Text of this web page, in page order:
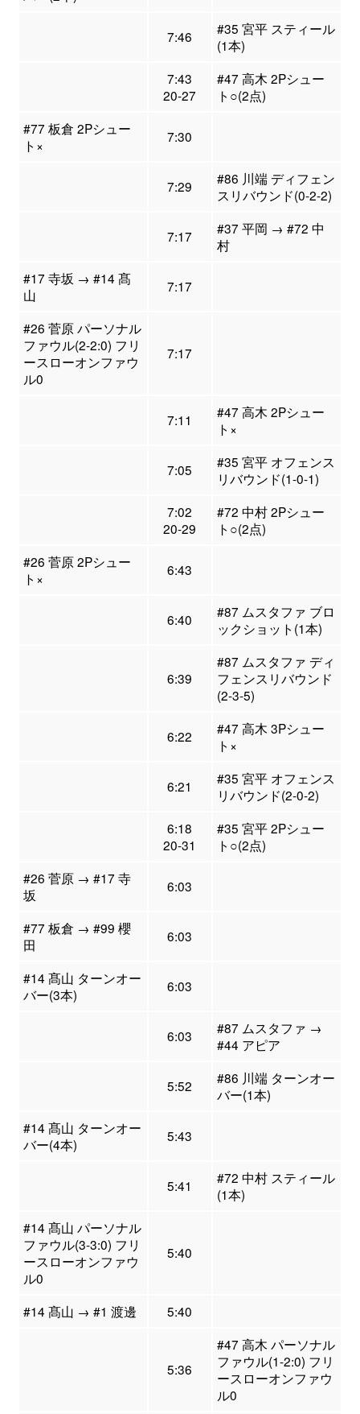
7:46
#35 宮平 スティール
(1本)
7:43
20-27
#47 高木 2Pシュー
ト○(2点)
#77 板倉 2Pシュー
ト×
7:30
7:29
#86 川端 ディフェン
スリバウンド(0-2-2)
7:17
#37 平岡 → #72 中
村
#17 寺坂 → #14 髙
山
7:17
#26 菅原 パーソナル
ファウル(2-2:0) フリ
ースローオンファウ
ル0
7:17
7:11
#47 高木 2Pシュー
ト×
7:05
#35 宮平 オフェンス
リバウンド(1-0-1)
7:02
20-29
#72 中村 2Pシュー
ト○(2点)
#26 菅原 2Pシュー
ト×
6:43
6:40
#87 ムスタファ ブロ
ックショット(1本)
6:39
#87 ムスタファ ディ
フェンスリバウンド
(2-3-5)
6:22
#47 高木 3Pシュー
ト×
6:21
#35 宮平 オフェンス
リバウンド(2-0-2)
6:18
20-31
#35 宮平 2Pシュー
ト○(2点)
#26 菅原 → #17 寺
坂
6:03
#77 板倉 → #99 櫻
田
6:03
#14 髙山 ターンオー
バー(3本)
6:03
6:03
#87 ムスタファ →
#44 アピア
5:52
#86 川端 ターンオー
バー(1本)
#14 髙山 ターンオー
バー(4本)
5:43
5:41
#72 中村 スティール
(1本)
#14 髙山 パーソナル
ファウル(3-3:0) フリ
ースローオンファウ
ル0
5:40
#14 髙山 → #1 渡邊 5:40
5:36
#47 高木 パーソナル
ファウル(1-2:0) フリ
ースローオンファウ
ル0